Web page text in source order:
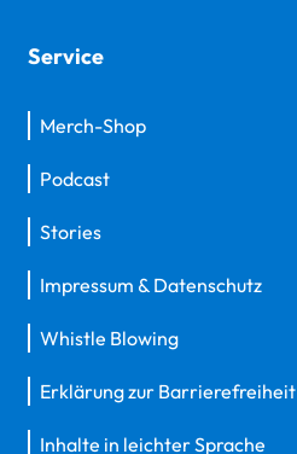
Service
Merch-Shop
Podcast
Stories
Impressum & Datenschutz
Whistle Blowing
Erklärung zur Barrierefreiheit
Inhalte in leichter Sprache